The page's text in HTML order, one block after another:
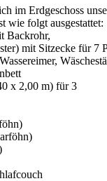
im Erdgeschoss
wie folgt ausgestattet:
Backrohr,
mit Sitzecke für 7
x 2,00 m) für 3